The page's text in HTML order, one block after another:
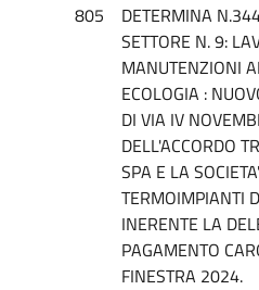
805
DETERMINA
SETTORE N. 9:
MANUTENZIONI
ECOLOGIA :
DI VIA IV
DELL'ACCORDO
SPA E LA
TERMOIMPIANTI
INERENTE LA
PAGAMENTO
FINESTRA 2024.